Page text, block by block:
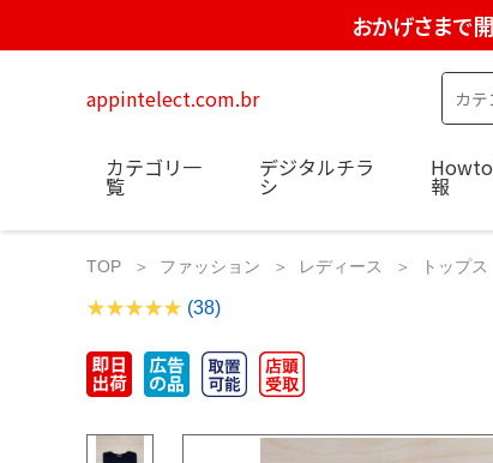
おかげさまで
appintelect.com.br
カテゴリ一
覧
デジタルチラ
シ 報
TOP ファッション レディース トップス
(38)